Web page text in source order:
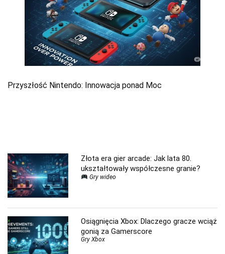
Przyszłość Nintendo: Innowacja ponad Moc
Złota era gier arcade: Jak lata 80.
ukształtowały współczesne granie?
Gry wideo
Osiągnięcia Xbox: Dlaczego gracze wciąż
gonią za Gamerscore
Gry Xbox